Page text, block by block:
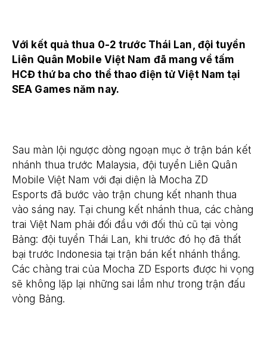
Với kết quả thua 0-2 trước Thái Lan, đội tuyển
Liên Quân Mobile Việt Nam đã mang về tấm
HCĐ thứ ba cho thể thao điện tử Việt Nam tại
SEA Games năm nay.
Sau màn lội ngược dòng ngoạn mục ở trận bán kết
nhánh thua trước Malaysia, đội tuyển Liên Quân
Mobile Việt Nam với đại diện là Mocha ZD
Esports đã bước vào trận chung kết nhanh thua
vào sáng nay. Tại chung kết nhánh thua, các chàng
trai Việt Nam phải đối đầu với đối thủ cũ tại vòng
Bảng: đội tuyển Thái Lan, khi trước đó họ đã thất
bại trước Indonesia tại trận bán kết nhánh thắng.
Các chàng trai của Mocha ZD Esports được hi vọng
sẽ không lặp lại những sai lầm như trong trận đấu
vòng Bảng.